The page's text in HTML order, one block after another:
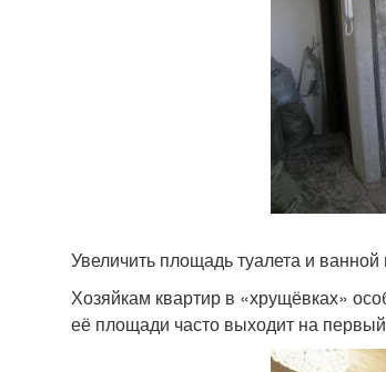
Увеличить площадь туалета и
Хозяйкам квартир в «хрущёвках»
её площади часто выходит на